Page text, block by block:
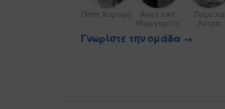
Πόπη Χαραμή
Αγγελική
Μαργαρίτη
Πάμελα
Λύτρα
Γνωρίστε την ομάδα →